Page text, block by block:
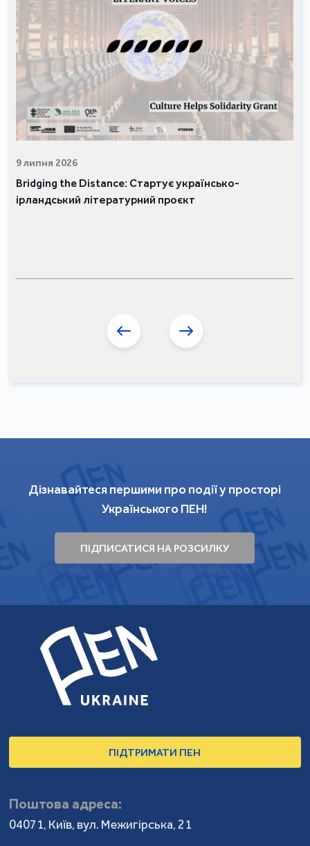
9 липня 2026
Bridging the Distance: Стартує українсько-
ірландський літературний проєкт
Дізнавайтеся першими про події у просторі
Українського ПЕН!
ПІДПИСАТИСЯ НА РОЗСИЛКУ
ПІДТРИМАТИ ПЕН
Поштова адреса:
04071, Київ, вул. Межигірська, 21